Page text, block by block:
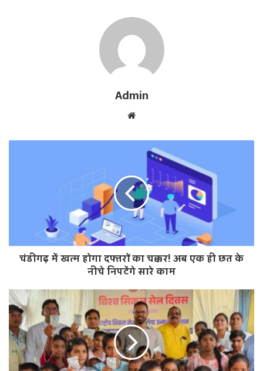
Admin
b
t
e
चंडीगढ़ में खत्म होगा दफ्तरों का चक्कर! अब एक ही छत के
नीचे निपटेंगे सारे काम